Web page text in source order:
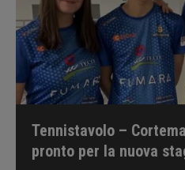
Tennistavolo –
pronto per la nuova